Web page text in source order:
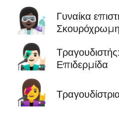
👩🏿‍🔬
Γυναίκα
👨🏻‍🎤
Επιδερμίδα
👩‍🎤